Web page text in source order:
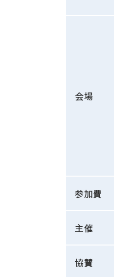
会場
参加費
主催
協賛